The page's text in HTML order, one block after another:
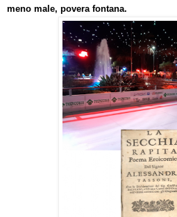
meno male, povera fontana.